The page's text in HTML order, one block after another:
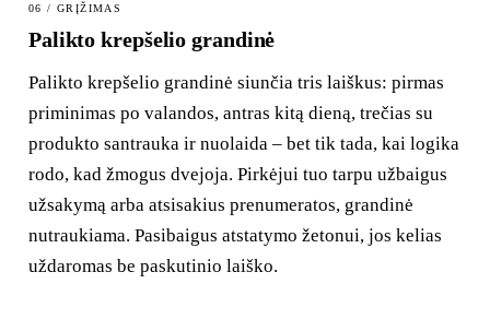
06 / GRĮŽIMAS
Palikto krepšelio grandinė
Palikto krepšelio grandinė siunčia tris laiškus: pirmas
priminimas po valandos, antras kitą dieną, trečias su
produkto santrauka ir nuolaida – bet tik tada, kai logika
rodo, kad žmogus dvejoja. Pirkėjui tuo tarpu užbaigus
užsakymą arba atsisakius prenumeratos, grandinė
nutraukiama. Pasibaigus atstatymo žetonui, jos kelias
uždaromas be paskutinio laiško.